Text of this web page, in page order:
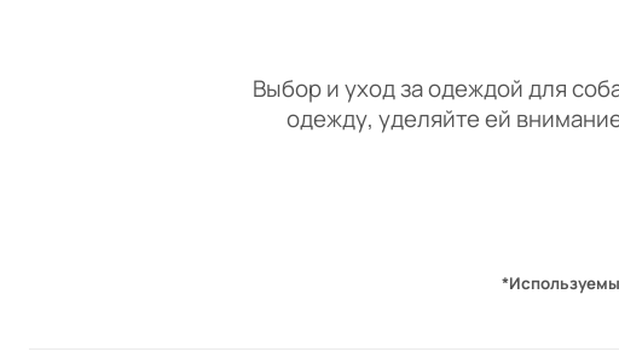
Выбор и уход за одеждой для
одежду, уделяйте ей